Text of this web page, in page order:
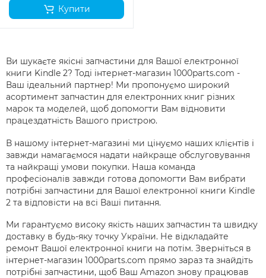
Купити
Ви шукаєте якісні запчастини для Вашої електронної
книги Kindle 2? Тоді інтернет-магазин 1000parts.com -
Ваш ідеальний партнер! Ми пропонуємо широкий
асортимент запчастин для електронних книг різних
марок та моделей, щоб допомогти Вам відновити
працездатність Вашого пристрою.
В нашому інтернет-магазині ми цінуємо наших клієнтів і
завжди намагаємося надати найкраще обслуговування
та найкращі умови покупки. Наша команда
професіоналів завжди готова допомогти Вам вибрати
потрібні запчастини для Вашої електронної книги Kindle
2 та відповісти на всі Ваші питання.
Ми гарантуємо високу якість наших запчастин та швидку
доставку в будь-яку точку України. Не відкладайте
ремонт Вашої електронної книги на потім. Зверніться в
інтернет-магазин 1000parts.com прямо зараз та знайдіть
потрібні запчастини, щоб Ваш Amazon знову працював